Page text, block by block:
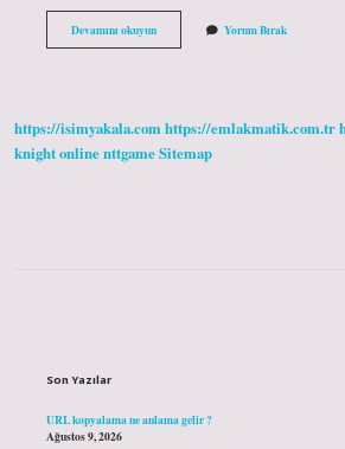
Devamını okuyunBüyük
Fare
Yorum Bırak
https://isimyakala.comhttps://emlakmatik.com.tr
knight onlinenttgameSitemap
Son Yazılar
URL kopyalama ne anlama gelir ?
Ağustos 9, 2026